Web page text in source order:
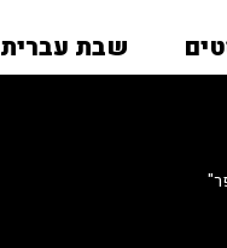
שבת עברית